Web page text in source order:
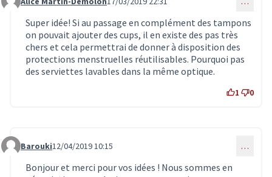
Commentaire 1369
Super idée! Si au passage en complément des tampons
on pouvait ajouter des cups, il en existe des pas très
chers et cela permettrai de donner à disposition des
protections menstruelles réutilisables. Pourquoi pas
des serviettes lavables dans la même optique.
1 0
Commentaire 1437
Barouki12/04/2019 10:15 …
Bonjour et merci pour vos idées ! Nous sommes en